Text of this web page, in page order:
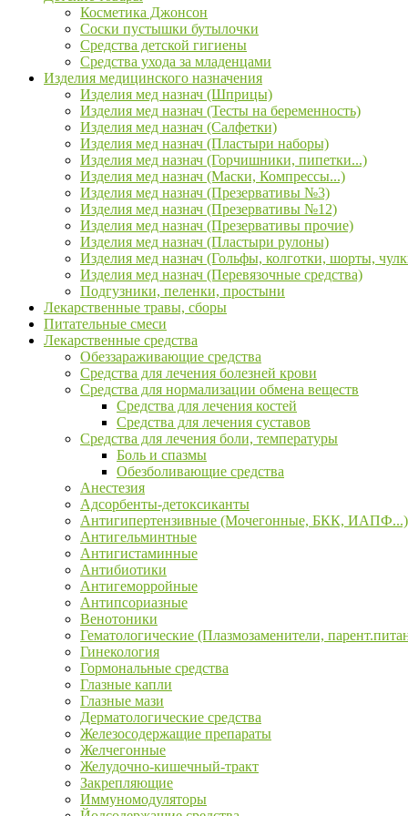
Косметика Джонсон
Соски пустышки бутылочки
Средства детской гигиены
Средства ухода за младенцами
Изделия медицинского назначения
Изделия мед назнач (Шприцы)
Изделия мед назнач (Тесты на беременность)
Изделия мед назнач (Салфетки)
Изделия мед назнач (Пластыри наборы)
Изделия мед назнач (Горчишники, пипетки...)
Изделия мед назнач (Маски, Компрессы...)
Изделия мед назнач (Презервативы №3)
Изделия мед назнач (Презервативы №12)
Изделия мед назнач (Презервативы прочие)
Изделия мед назнач (Пластыри рулоны)
Изделия мед назнач (Гольфы, колготки, шорты,
Изделия мед назнач (Перевязочные средства)
Подгузники, пеленки, простыни
Лекарственные травы, сборы
Питательные смеси
Лекарственные средства
Обеззараживающие средства
Средства для лечения болезней крови
Средства для нормализации обмена веществ
Средства для лечения костей
Средства для лечения суставов
Средства для лечения боли, температуры
Боль и спазмы
Обезболивающие средства
Анестезия
Адсорбенты-детоксиканты
Антигипертензивные (Мочегонные, БКК, ИАПФ...)
Антигельминтные
Антигистаминные
Антибиотики
Антигеморройные
Антипсориазные
Венотоники
Гематологические (Плазмозаменители,
Гинекология
Гормональные средства
Глазные капли
Глазные мази
Дерматологические средства
Железосодержащие препараты
Желчегонные
Желудочно-кишечный-тракт
Закрепляющие
Иммуномодуляторы